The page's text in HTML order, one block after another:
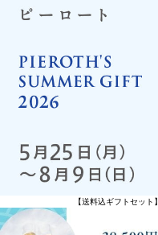
【送料込ギフトセッ